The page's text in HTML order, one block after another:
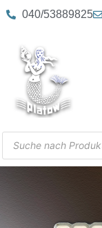
040/53889825